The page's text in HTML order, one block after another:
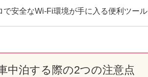
安全なWi-Fi環境が手に入る便利ツール
中泊する際の2つの注意点